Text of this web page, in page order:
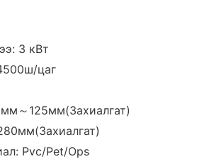
3 кВт
цаг
～125мм(Захиалгат)
Pvc/Pet/Ops